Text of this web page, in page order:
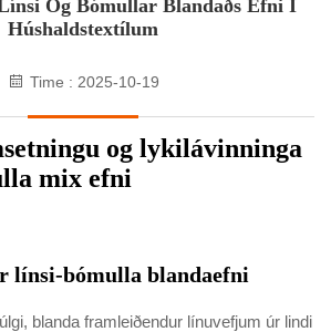
Og Bómullar Blandaðs Efni Í
Húshaldstextílum
Time : 2025-10-19
og lykilávinninga
mix efni
línsi-bómulla blandaefni
blanda framleiðendur línuvefjum úr lindi